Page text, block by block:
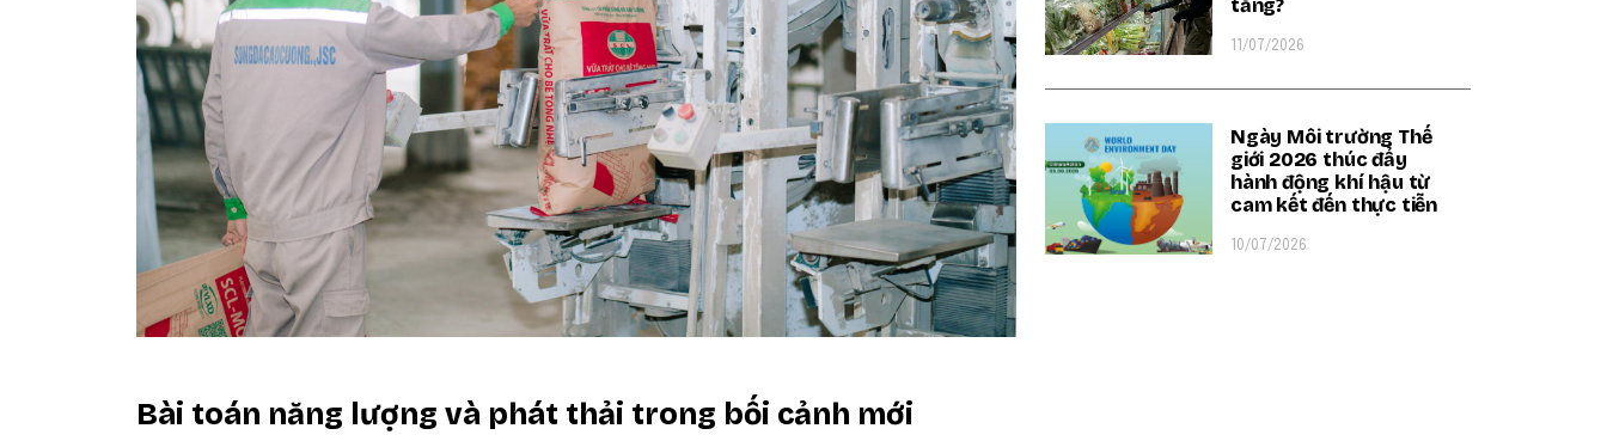
Bài toán năng lượng và phát thải trong bối cảnh mới
tăng?
11/07/2026
Ngày Môi trường Thế
giới 2026 thúc đẩy
hành động khí hậu từ
cam kết đến thực tiễn
10/07/2026